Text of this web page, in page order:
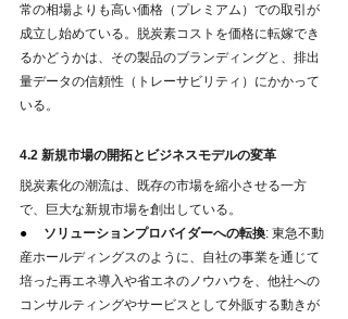
常の相場よりも高い価格（プレミアム）での取引が
成立し始めている。脱炭素コストを価格に転嫁でき
るかどうかは、その製品のブランディングと、排出
量データの信頼性（トレーサビリティ）にかかって
いる。
4.2 新規市場の開拓とビジネスモデルの変革
脱炭素化の潮流は、既存の市場を縮小させる一方
で、巨大な新規市場を創出している。
● ソリューションプロバイダーへの転換: 東急不動
産ホールディングスのように、自社の事業を通じて
培った再エネ導入や省エネのノウハウを、他社への
コンサルティングやサービスとして外販する動きが